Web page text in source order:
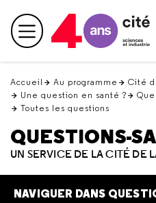
en
haut Menu principal
Accueil Au programme
Cité
Une question en santé ?
Toutes les questions
QUESTIONS-
UN SERVICE DE LA CITÉ DE
NAVIGUER DANS